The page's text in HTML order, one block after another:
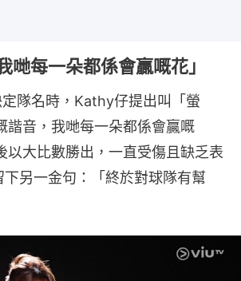
哋每一朵都係會贏嘅花」
隊名時，Kathy仔提出叫「螢
諧音，我哋每一朵都係會贏嘅
以大比數勝出，一直受傷且缺乏表
另一金句：「終於對球隊有幫